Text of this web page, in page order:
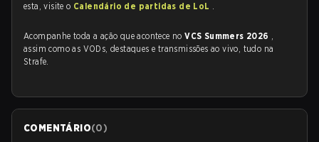
esta, visite o Calendário de partidas de LoL .
Acompanhe toda a ação que acontece noVCS Summers 2026 ,
assim como as VODs, destaques e transmissões ao vivo, tudo na
Strafe.
COMENTÁRIO(0)